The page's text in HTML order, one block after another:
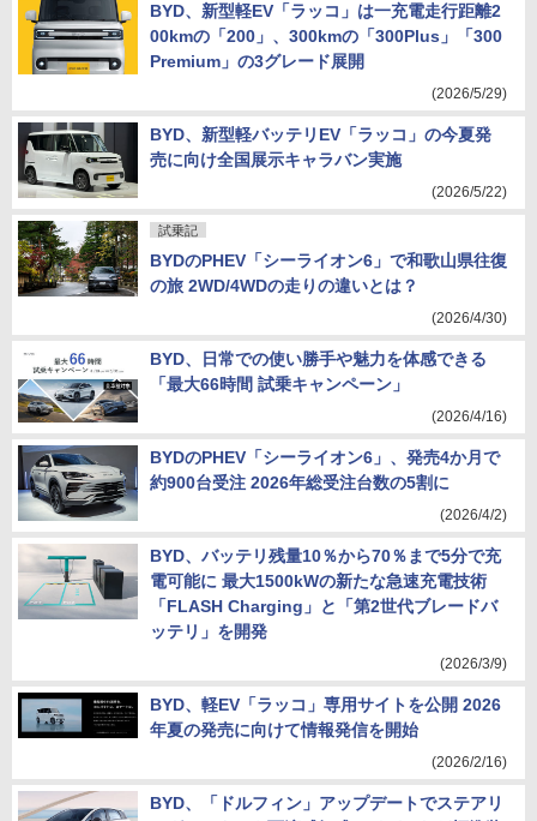
BYD、新型軽EV「ラッコ」は一充電走行距離2
00kmの「200」、300kmの「300Plus」「300
Premium」の3グレード展開
(2026/5/29)
BYD、新型軽バッテリEV「ラッコ」の今夏発
売に向け全国展示キャラバン実施
(2026/5/22)
試乗記
BYDのPHEV「シーライオン6」で和歌山県往復
の旅 2WD/4WDの走りの違いとは？
(2026/4/30)
BYD、日常での使い勝手や魅力を体感できる
「最大66時間 試乗キャンペーン」
(2026/4/16)
BYDのPHEV「シーライオン6」、発売4か月で
約900台受注 2026年総受注台数の5割に
(2026/4/2)
BYD、バッテリ残量10％から70％まで5分で充
電可能に 最大1500kWの新たな急速充電技術
「FLASH Charging」と「第2世代ブレードバ
ッテリ」を開発
(2026/3/9)
BYD、軽EV「ラッコ」専用サイトを公開 2026
年夏の発売に向けて情報発信を開始
(2026/2/16)
BYD、「ドルフィン」アップデートでステアリ